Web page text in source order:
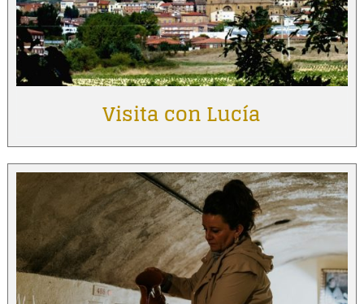
Visita con Lucía